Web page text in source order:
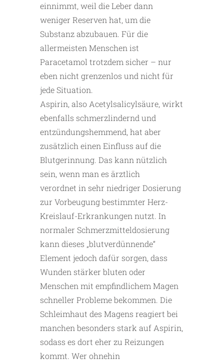
einnimmt, weil die Leber dann
weniger Reserven hat, um die
Substanz abzubauen. Für die
allermeisten Menschen ist
Paracetamol trotzdem sicher – nur
eben nicht grenzenlos und nicht für
jede Situation.
Aspirin, also Acetylsalicylsäure, wirkt
ebenfalls schmerzlindernd und
entzündungshemmend, hat aber
zusätzlich einen Einfluss auf die
Blutgerinnung. Das kann nützlich
sein, wenn man es ärztlich
verordnet in sehr niedriger Dosierung
zur Vorbeugung bestimm­ter Herz-
Kreislauf-Erkrankungen nutzt. In
normaler Schmerz­mitteldosierung
kann dieses „blutverdünnende“
Element je­doch dafür sorgen, dass
Wunden stärker bluten oder
Menschen mit empfindlichem Magen
schneller Probleme bekommen. Die
Schleimhaut des Magens reagiert bei
manchen besonders stark auf Aspirin,
sodass es dort eher zu Reizungen
kommt. Wer ohnehin